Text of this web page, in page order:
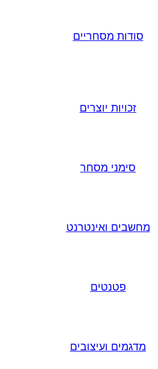
סודות מסחריים
זכויות יוצרים
סימני מסחר
מחשבים ואינטרנט
פטנטים
מדגמים ועיצובים